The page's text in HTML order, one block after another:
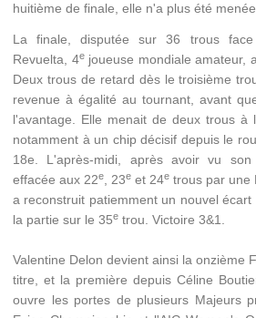
huitième de finale, elle n'a plus été
La finale, disputée sur 36 trous face
Revuelta, 4ejoueuse mondiale amateur,
Deux trous de retard dès le troisième
revenue à égalité au tournant, avant
l'avantage. Elle menait de deux trous à
notamment à un chip décisif depuis le
18e. L'après-midi, après avoir vu
effacée aux 22e , 23e et 24e trous par une
a reconstruit patiemment un nouvel
la partie sur le 35e trou. Victoire 3&1.
Valentine Delon devient ainsi la onzième
titre, et la première depuis Céline
ouvre les portes de plusieurs Majeurs